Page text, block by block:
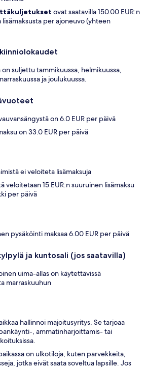
ovat saatavilla 150.00 EUR:n
lisämaksusta per ajoneuvo (yhteen
suljettu tammikuussa, helmikuussa,
ja joulukuussa.
on 6.0 EUR per päivä
on 33.0 EUR per päivä
ei veloiteta lisämaksuja
veloitetaan 15 EUR:n suuruinen lisämaksu
per päivä
pysäköinti maksaa 6.00 EUR per päivä
ja kuntosali (jos saatavilla)
uima-allas on käytettävissä
marraskuuhun
hallinnoi majoitusyritys. Se tarjoaa
, ammatinharjoittamis- tai
on ulkotiloja, kuten parvekkeita,
jotka eivät saata soveltua lapsille. Jos